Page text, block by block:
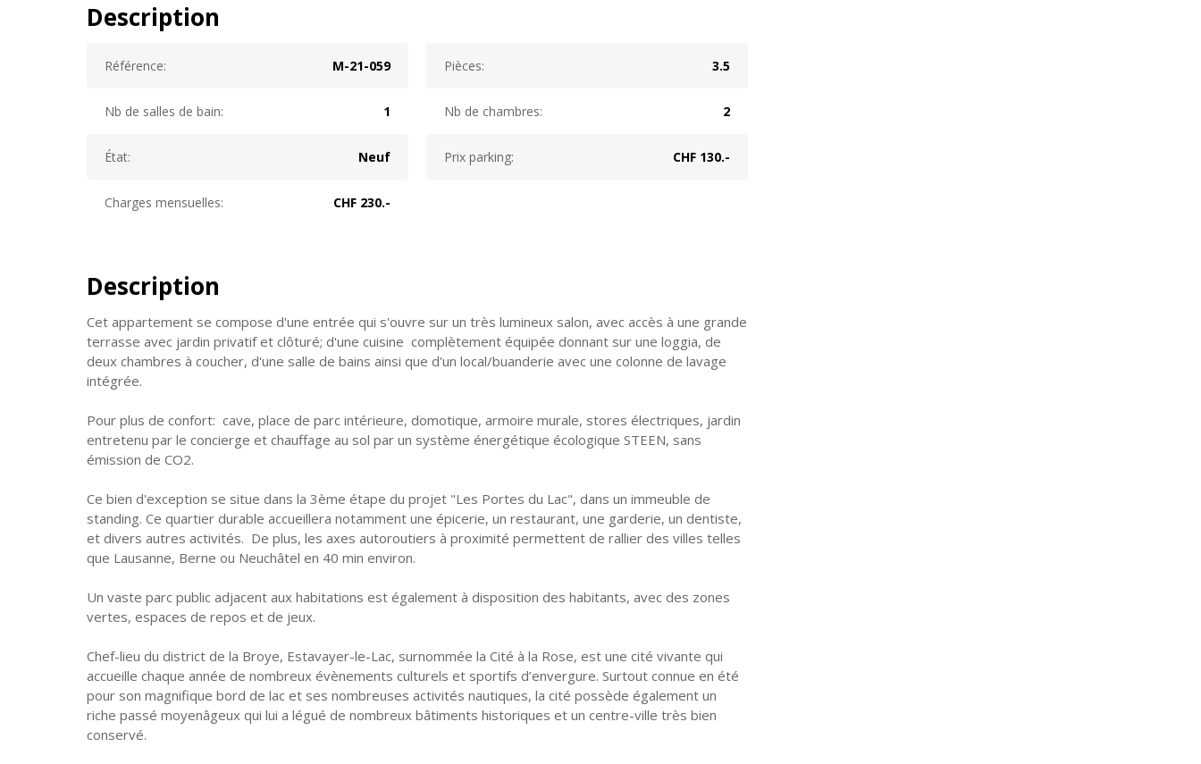
Description
Référence: M-21-059 Pièces: 3.5
Nb de salles de bain: 1 Nb de chambres: 2
État: Neuf Prix parking: CHF 130.-
Charges mensuelles: CHF 230.-
Description
Cet appartement se compose d'une entrée qui s'ouvre sur un très lumineux salon, avec accès à une grande
terrasse avec jardin privatif et clôturé; d'une cuisine complètement équipée donnant sur une loggia, de
deux chambres à coucher, d'une salle de bains ainsi que d'un local/buanderie avec une colonne de lavage
intégrée.
Pour plus de confort: cave, place de parc intérieure, domotique, armoire murale, stores électriques, jardin
entretenu par le concierge et chauffage au sol par un système énergétique écologique STEEN, sans
émission de CO2.
Ce bien d'exception se situe dans la 3ème étape du projet "Les Portes du Lac", dans un immeuble de
standing. Ce quartier durable accueillera notamment une épicerie, un restaurant, une garderie, un dentiste,
et divers autres activités. De plus, les axes autoroutiers à proximité permettent de rallier des villes telles
que Lausanne, Berne ou Neuchâtel en 40 min environ.
Un vaste parc public adjacent aux habitations est également à disposition des habitants, avec des zones
vertes, espaces de repos et de jeux.
Chef-lieu du district de la Broye, Estavayer-le-Lac, surnommée la Cité à la Rose, est une cité vivante qui
accueille chaque année de nombreux évènements culturels et sportifs d’envergure. Surtout connue en été
pour son magnifique bord de lac et ses nombreuses activités nautiques, la cité possède également un
riche passé moyenâgeux qui lui a légué de nombreux bâtiments historiques et un centre-ville très bien
conservé.